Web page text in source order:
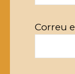
Correu